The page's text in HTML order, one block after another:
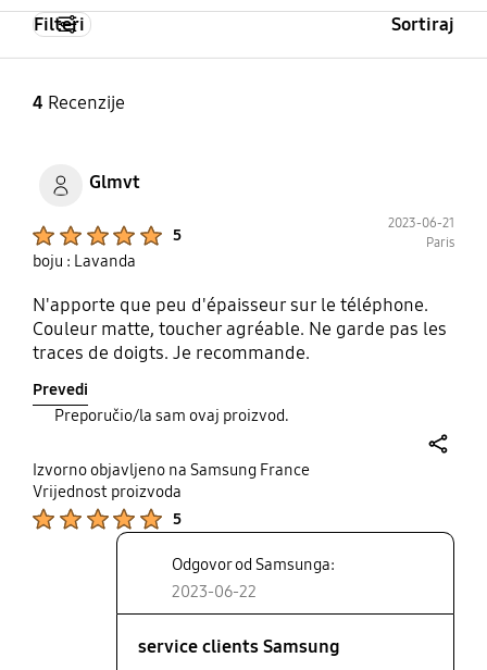
4 Recenzije
Filteri Sortiraj
Glmvt
5
2023-06-21
Paris
boju : Lavanda
N'apporte que peu d'épaisseur sur le téléphone.
Couleur matte, toucher agréable. Ne garde pas les
traces de doigts. Je recommande.
Prevedi
Preporučio/la sam ovaj proizvod.
Izvorno objavljeno na Samsung France
Vrijednost proizvoda
5
Odgovor od Samsunga:
2023-06-22
service clients Samsung